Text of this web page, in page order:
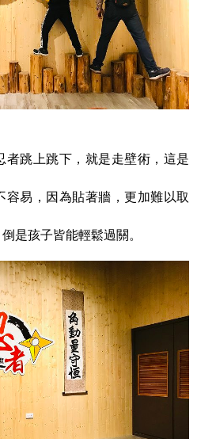
者跳上跳下，就是走壁術，這是
容易，因為貼著牆，更加難以取
是孩子皆能輕鬆過關。